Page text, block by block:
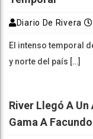
Diario De Rivera
El intenso temporal
y norte del país […]
River Llegó A Un
Gama A